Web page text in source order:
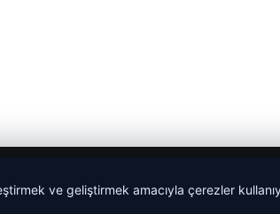
ve geliştirmek amacıyla çerezler